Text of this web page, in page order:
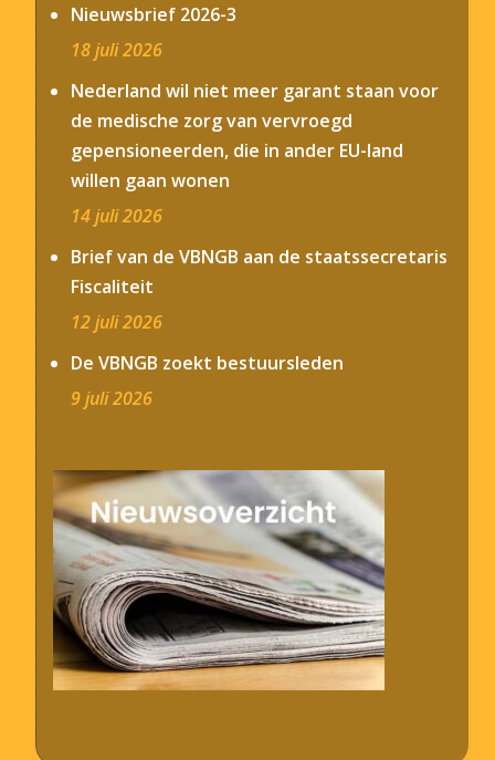
Nieuwsbrief 2026-3
18 juli 2026
Nederland wil niet meer garant staan voor
de medische zorg van vervroegd
gepensioneerden, die in ander EU-land
willen gaan wonen
14 juli 2026
Brief van de VBNGB aan de staatssecretaris
Fiscaliteit
12 juli 2026
De VBNGB zoekt bestuursleden
9 juli 2026